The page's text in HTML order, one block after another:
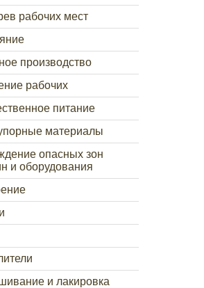
рабочих мест
производство
рабочих
питание
материалы
опасных зон
и оборудования
и лакировка